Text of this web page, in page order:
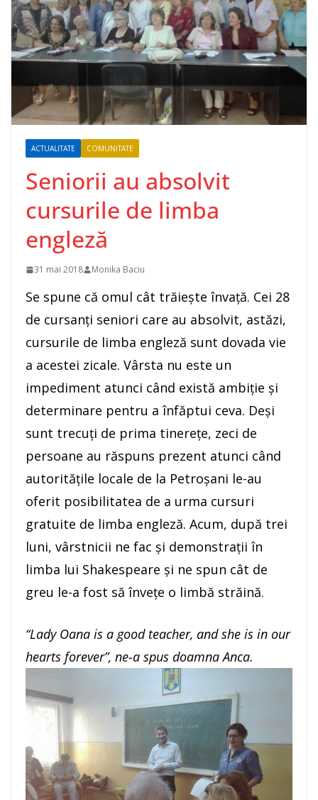
ACTUALITATE COMUNITATE
Seniorii au absolvit
cursurile de limba
engleză
31 mai 2018 Monika Baciu
Se spune că omul cât trăiește învață. Cei 28
de cursanți seniori care au absolvit, astăzi,
cursurile de limba engleză sunt dovada vie
a acestei zicale. Vârsta nu este un
impediment atunci când există ambiție și
determinare pentru a înfăptui ceva. Deși
sunt trecuți de prima tinerețe, zeci de
persoane au răspuns prezent atunci când
autoritățile locale de la Petroșani le-au
oferit posibilitatea de a urma cursuri
gratuite de limba engleză. Acum, după trei
luni, vârstnicii ne fac și demonstrații în
limba lui Shakespeare și ne spun cât de
greu le-a fost să învețe o limbă străină.
“Lady Oana is a good teacher, and she is in our
hearts forever”, ne-a spus doamna Anca.